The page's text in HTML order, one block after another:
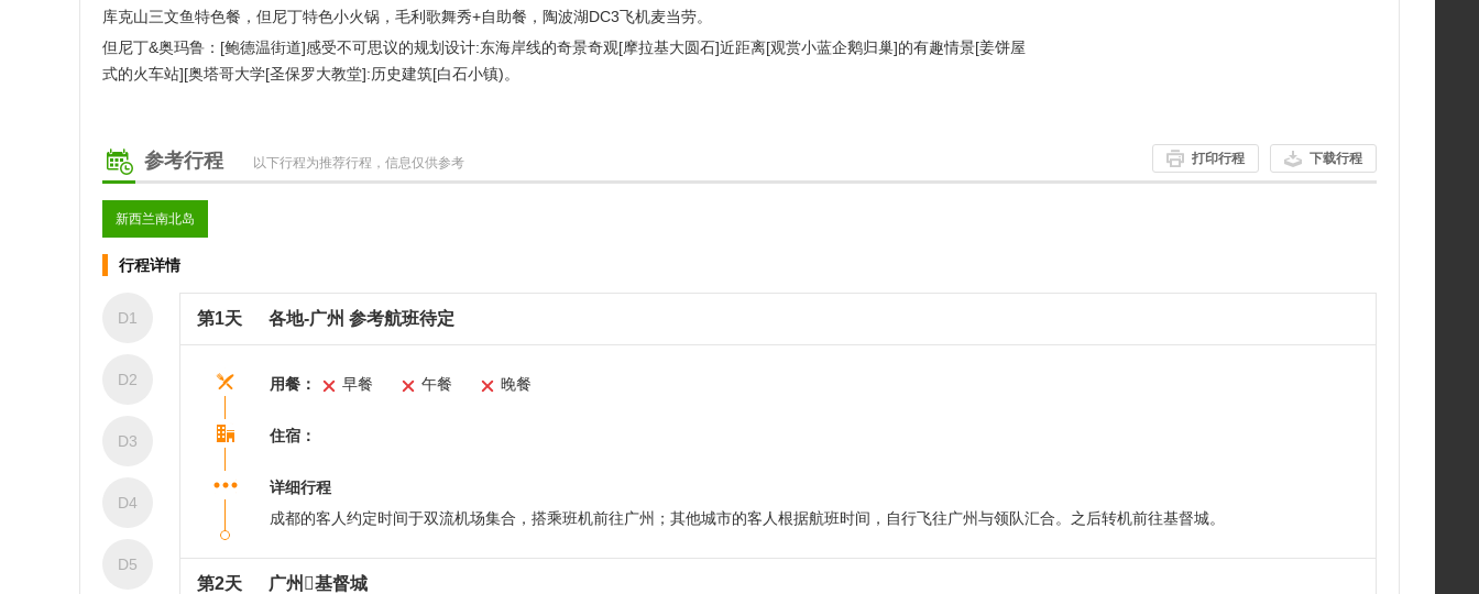
博，将为您讲述当地动人的故事，让您更好地了解该地区。在短暂步行至一个可以俯
约翰山天文台观星 约翰山天文台位于海拔 1000 多米的约翰山山顶上。距蒂卡普小镇
库克山三文鱼特色餐，但尼丁特色小火锅，毛利歌舞秀+自助餐，陶波湖DC3飞机麦当劳。
但尼丁&奥玛鲁：[鲍德温街道]感受不可思议的规划设计:东海岸线的奇景奇观[摩拉基大圆石]近距离[观赏小蓝企鹅归巢]的有趣情景[姜饼屋
式的火车站][奥塔哥大学[圣保罗大教堂]:历史建筑[白石小镇)。
打印行程 下载行程
参考行程 以下行程为推荐行程，信息仅供参考
新西兰南北岛
行程详情
D1
D2
D3
D4
D5
第1天 各地-广州 参考航班待定
用餐： 早餐 午餐 晚餐
住宿：
详细行程
成都的客人约定时间于双流机场集合，搭乘班机前往广州；其他城市的客人根据航班时间，自行飞往广州与领队汇合。之后转机前往基督城。
第2天 广州基督城